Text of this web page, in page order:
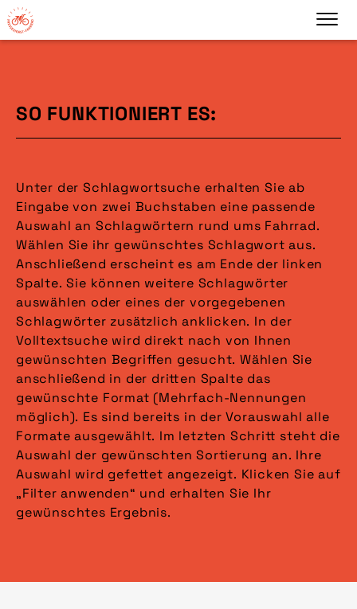
SO FUNKTIONIERT ES:
Unter der Schlagwortsuche erhalten Sie ab
Eingabe von zwei Buchstaben eine passende
Auswahl an Schlagwörtern rund ums Fahrrad.
Wählen Sie ihr gewünschtes Schlagwort aus.
Anschließend erscheint es am Ende der linken
Spalte. Sie können weitere Schlagwörter
auswählen oder eines der vorgegebenen
Schlagwörter zusätzlich anklicken. In der
Volltextsuche wird direkt nach von Ihnen
gewünschten Begriffen gesucht. Wählen Sie
anschließend in der dritten Spalte das
gewünschte Format (Mehrfach-Nennungen
möglich). Es sind bereits in der Vorauswahl alle
Formate ausgewählt. Im letzten Schritt steht die
Auswahl der gewünschten Sortierung an. Ihre
Auswahl wird gefettet angezeigt. Klicken Sie auf
„Filter anwenden“ und erhalten Sie Ihr
gewünschtes Ergebnis.